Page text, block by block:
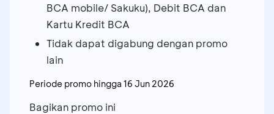
BCA mobile/ Sakuku), Debit BCA dan
Kartu Kredit BCA
Tidak dapat digabung dengan promo
lain
Periode promo hingga 16 Jun 2026
Bagikan promo ini